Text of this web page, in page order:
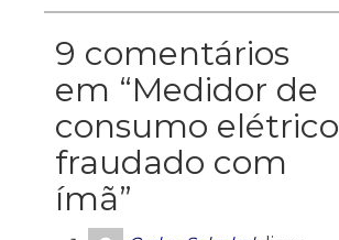
9 comentários
em “Medidor de
consumo elétrico
fraudado com
ímã”